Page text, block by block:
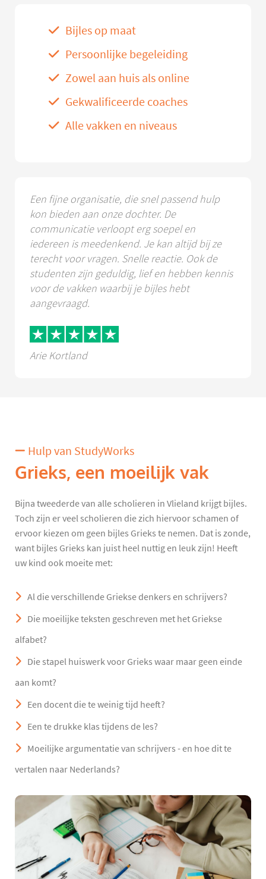
Bijles op maat
Persoonlijke begeleiding
Zowel aan huis als online
Gekwalificeerde coaches
Alle vakken en niveaus
Een fijne organisatie, die snel passend hulp
kon bieden aan onze dochter. De
communicatie verloopt erg soepel en
iedereen is meedenkend. Je kan altijd bij ze
terecht voor vragen. Snelle reactie. Ook de
studenten zijn geduldig, lief en hebben kennis
voor de vakken waarbij je bijles hebt
aangevraagd.
Arie Kortland
Hulp van StudyWorks
Grieks, een moeilijk vak
Bijna tweederde van alle scholieren in Vlieland krijgt bijles.
Toch zijn er veel scholieren die zich hiervoor schamen of
ervoor kiezen om geen bijles Grieks te nemen. Dat is zonde,
want bijles Grieks kan juist heel nuttig en leuk zijn! Heeft
uw kind ook moeite met:
Al die verschillende Griekse denkers en schrijvers?
Die moeilijke teksten geschreven met het Griekse
alfabet?
Die stapel huiswerk voor Grieks waar maar geen einde
aan komt?
Een docent die te weinig tijd heeft?
Een te drukke klas tijdens de les?
Moeilijke argumentatie van schrijvers - en hoe dit te
vertalen naar Nederlands?